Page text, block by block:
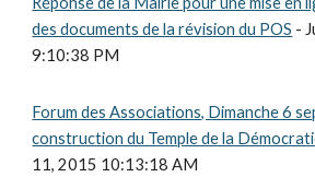
des documents de la révision du POS -
9:10:38 PM
Forum des Associations, Dimanche 6
construction du Temple de la
11, 2015 10:13:18 AM